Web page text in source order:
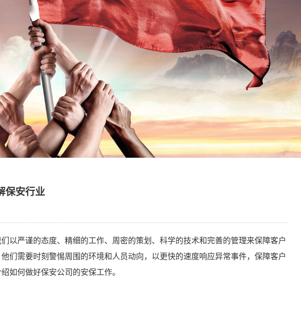
保安行业
以严谨的态度、精细的工作、周密的策划、科学的技术和完善的管理来保障客户
们需要时刻警惕周围的环境和人员动向，以更快的速度响应异常事件，保障客户
如何做好保安公司的安保工作。